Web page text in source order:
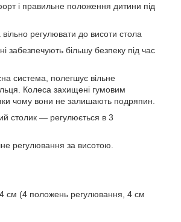
і правильне положення дитини під
регулювати до висоти стола
забезпечують більшу безпеку під час
система, полегшує вільне
Колеса захищені гумовим
чому вони не залишають подряпин.
столик — регулюється в 3
регулювання за висотою.
см (4 положень регулювання, 4 см